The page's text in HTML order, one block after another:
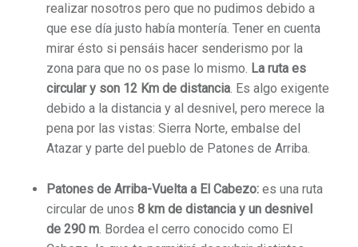
realizar nosotros pero que no pudimos debido a
que ese día justo había montería. Tener en cuenta
mirar ésto si pensáis hacer senderismo por la
zona para que no os pase lo mismo. La ruta es
circular y son 12 Km de distancia. Es algo exigente
debido a la distancia y al desnivel, pero merece la
pena por las vistas: Sierra Norte, embalse del
Atazar y parte del pueblo de Patones de Arriba.
Patones de Arriba-Vuelta a El Cabezo:es una ruta
circular de unos 8 km de distancia y un desnivel
de 290 m. Bordea el cerro conocido como El